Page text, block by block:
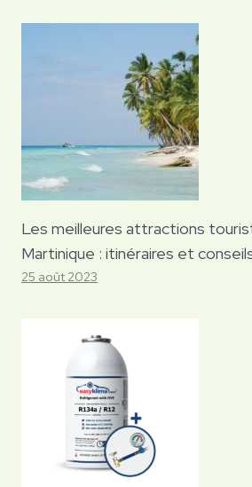
Les meilleures attractions
Martinique : itinéraires et
25 août 2023